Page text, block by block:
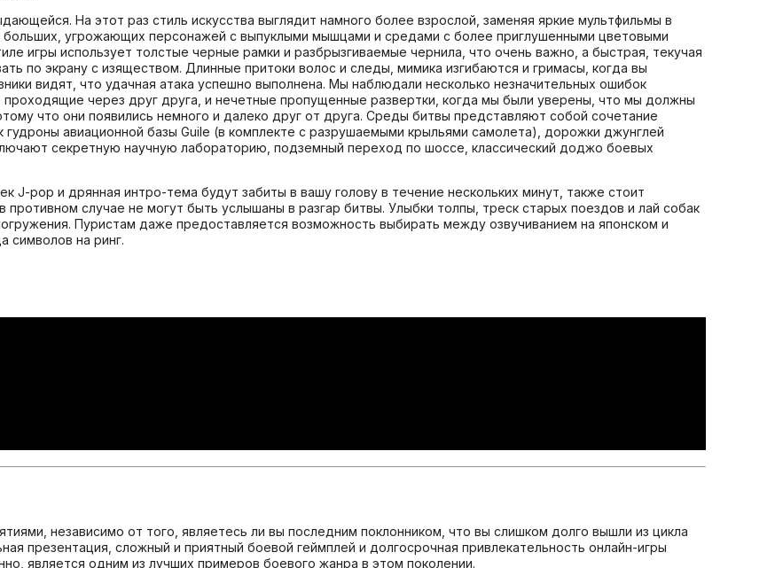
На этот раз стиль искусства выглядит намного более взрослой, заменяя яркие мультфильмы в
угрожающих персонажей с выпуклыми мышцами и средами с более приглушенными цветовыми
игры использует толстые черные рамки и разбрызгиваемые чернила, что очень важно, а быстрая, текучая
по экрану с изяществом. Длинные притоки волос и следы, мимика изгибаются и гримасы, когда вы
видят, что удачная атака успешно выполнена. Мы наблюдали несколько незначительных ошибок
проходящие через друг друга, и нечетные пропущенные развертки, когда мы были уверены, что мы должны
что они появились немного и далеко друг от друга. Среды битвы представляют собой сочетание
авиационной базы Guile (в комплекте с разрушаемыми крыльями самолета), дорожки джунглей
секретную научную лабораторию, подземный переход по шоссе, классический доджо боевых
J-pop и дрянная интро-тема будут забиты в вашу голову в течение нескольких минут, также стоит
противном случае не могут быть услышаны в разгар битвы. Улыбки толпы, треск старых поездов и лай собак
Пуристам даже предоставляется возможность выбирать между озвучиванием на японском и
символов на ринг.
независимо от того, являетесь ли вы последним поклонником, что вы слишком долго вышли из цикла
презентация, сложный и приятный боевой геймплей и долгосрочная привлекательность онлайн-игры
является одним из лучших примеров боевого жанра в этом поколении.